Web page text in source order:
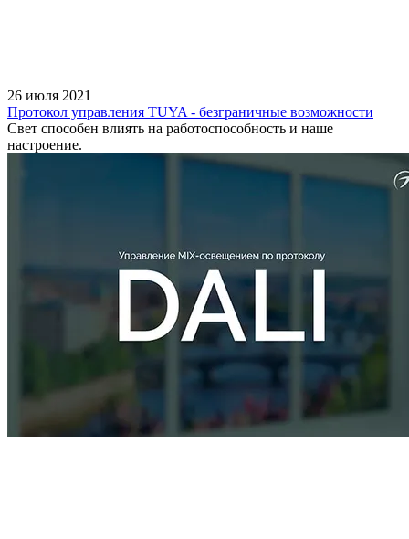
26 июля 2021
Протокол управления TUYA - безграничные возможности
Свет способен влиять на работоспособность и наше
настроение.